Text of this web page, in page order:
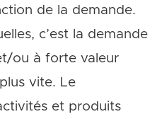
de la demande.
c’est la demande
ou à forte valeur
vite. Le
et produits